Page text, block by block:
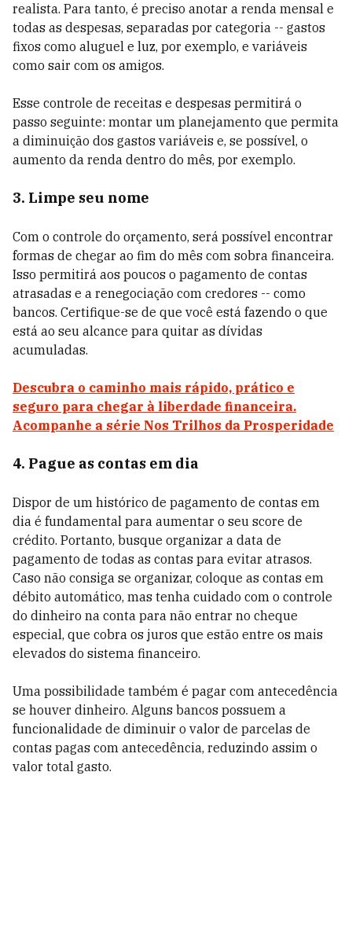
realista. Para tanto, é preciso anotar a renda mensal e
todas as despesas, separadas por categoria -- gastos
fixos como aluguel e luz, por exemplo, e variáveis
como sair com os amigos.
Esse controle de receitas e despesas permitirá o
passo seguinte: montar um planejamento que permita
a diminuição dos gastos variáveis e, se possível, o
aumento da renda dentro do mês, por exemplo.
3. Limpe seu nome
Com o controle do orçamento, será possível encontrar
formas de chegar ao fim do mês com sobra financeira.
Isso permitirá aos poucos o pagamento de contas
atrasadas e a renegociação com credores -- como
bancos. Certifique-se de que você está fazendo o que
está ao seu alcance para quitar as dívidas
acumuladas.
Descubra o caminho mais rápido, prático e
seguro para chegar à liberdade financeira.
Acompanhe a série Nos Trilhos da Prosperidade
4. Pague as contas em dia
Dispor de um histórico de pagamento de contas em
dia é fundamental para aumentar o seu score de
crédito. Portanto, busque organizar a data de
pagamento de todas as contas para evitar atrasos.
Caso não consiga se organizar, coloque as contas em
débito automático, mas tenha cuidado com o controle
do dinheiro na conta para não entrar no cheque
especial, que cobra os juros que estão entre os mais
elevados do sistema financeiro.
Uma possibilidade também é pagar com antecedência
se houver dinheiro. Alguns bancos possuem a
funcionalidade de diminuir o valor de parcelas de
contas pagas com antecedência, reduzindo assim o
valor total gasto.